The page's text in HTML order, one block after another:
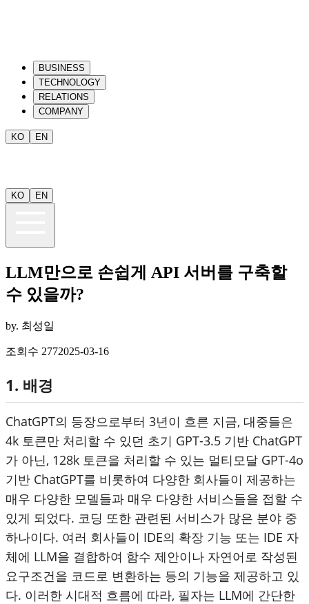
BUSINESS
TECHNOLOGY
RELATIONS
COMPANY
KO EN
KO EN
LLM만으로 손쉽게 API 서버를 구축할
수 있을까?
by. 최성일
조회수 2772025-03-16
1. 배경
ChatGPT의 등장으로부터 3년이 흐른 지금, 대중들은
4k 토큰만 처리할 수 있던 초기 GPT-3.5 기반 ChatGPT
가 아닌, 128k 토큰을 처리할 수 있는 멀티모달 GPT-4o
기반 ChatGPT를 비롯하여 다양한 회사들이 제공하는
매우 다양한 모델들과 매우 다양한 서비스들을 접할 수
있게 되었다. 코딩 또한 관련된 서비스가 많은 분야 중
하나이다. 여러 회사들이 IDE의 확장 기능 또는 IDE 자
체에 LLM을 결합하여 함수 제안이나 자연어로 작성된
요구조건을 코드로 변환하는 등의 기능을 제공하고 있
다. 이러한 시대적 흐름에 따라, 필자는 LLM에 간단한